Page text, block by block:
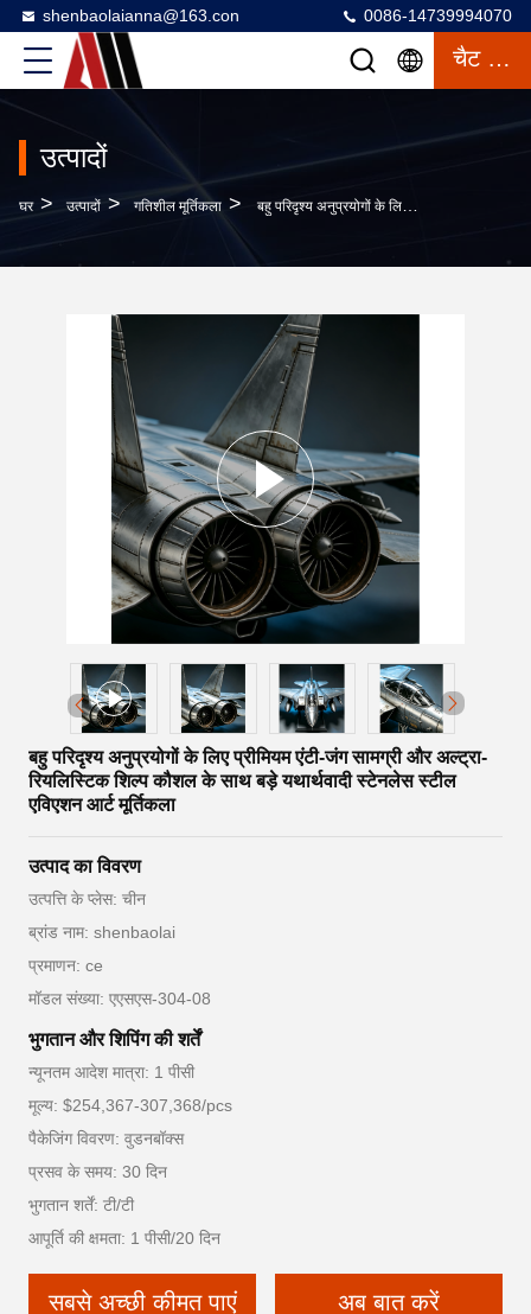
shenbaolaianna@163.con 0086-14739994070
चैट करना
उत्पादों
घर > उत्पादों > गतिशील मूर्तिकला > बहु परिदृश्य अनुप्रयोगों के लिए प्रीमियम एंटी-जंग सामग्री और अल्ट्रा-रियलिस्टिक शिल्प कौशल के साथ बड़े यथार्थवादी स्टेनलेस स्टील एविएशन आर्ट मूर्तिकला
बहु परिदृश्य अनुप्रयोगों के लिए प्रीमियम एंटी-जंग सामग्री और अल्ट्रा-
रियलिस्टिक शिल्प कौशल के साथ बड़े यथार्थवादी स्टेनलेस स्टील
एविएशन आर्ट मूर्तिकला
उत्पाद का विवरण
उत्पत्ति के प्लेस: चीन
ब्रांड नाम: shenbaolai
प्रमाणन: ce
मॉडल संख्या: एएसएस-304-08
भुगतान और शिपिंग की शर्तें
न्यूनतम आदेश मात्रा: 1 पीसी
मूल्य: $254,367-307,368/pcs
पैकेजिंग विवरण: वुडनबॉक्स
प्रसव के समय: 30 दिन
भुगतान शर्तें: टी/टी
आपूर्ति की क्षमता: 1 पीसी/20 दिन
सबसे अच्छी कीमत पाएं अब बात करें